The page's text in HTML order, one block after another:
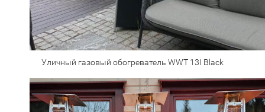
Уличный газовый обогреватель WWT 13I Black